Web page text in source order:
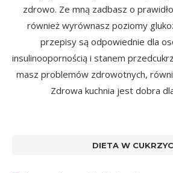
zdrowo. Ze mną zadbasz o
również wyrównasz poziomy
przepisy są odpowiednie dla
insulinoopornością i stanem
masz problemów zdrowotnych,
Zdrowa kuchnia jest dobra
DIETA W